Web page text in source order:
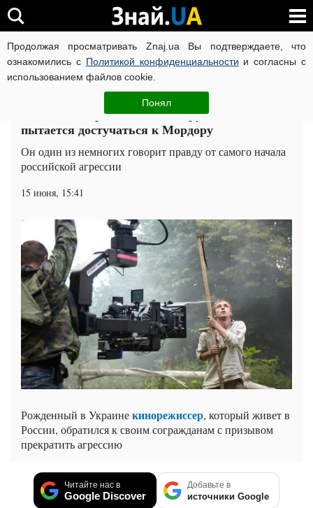
Продолжая просматривать Znaj.ua Вы подтверждаете, что
ознакомились с Политикой конфиденциальности и согласны с
использованием файлов cookie.
Понял
ВОЙНА РОССИИ ПРОТИВ УКРАИНЫ КОРОНАВИРУС В
Общество ЧИТАТИ УКРАЇНСЬКОЮ
Рыбчинский рассказал, как "русский Сенцов"
пытается достучаться к Мордору
Он один из немногих говорит правду от самого начала
российской агрессии
15 июня, 15:41
Рожденный в Украинекинорежиссер, который живет в
России, обратился к своим согражданам с призывом
прекратить агрессию
Читайте нас в
Google Discover
Добавьте в
источники Google